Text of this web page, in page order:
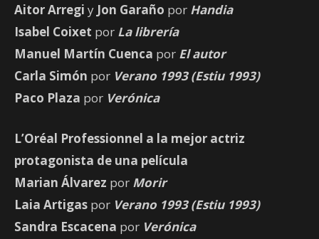
Aitor Arregi y Jon Garaño por Handia
Isabel Coixet por La librería
Manuel Martín Cuenca por El autor
Carla Simón por Verano 1993 (Estiu 1993)
Paco Plaza por Verónica
L’Oréal Professionnel a la mejor actriz
protagonista de una película
Marian Álvarez por Morir
Laia Artigas por Verano 1993 (Estiu 1993)
Sandra Escacena por Verónica